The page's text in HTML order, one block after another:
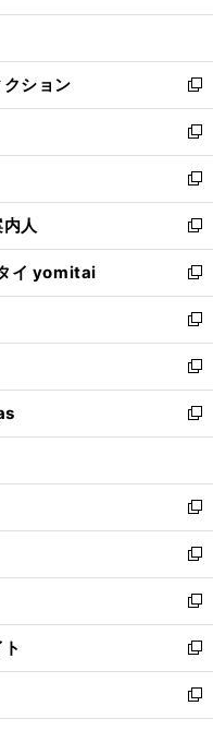
開
ウ
開
く
ン
ウ
で
開
く
ウ
ン
ド
ウ
で
開
く
し
ウ
ィ
ン
ド
ウ
で
開
く
ション
新
し
い
ウ
ィ
ン
ド
ウ
で
開
く
新
し
い
ウ
ィ
ン
ド
ウ
で
開
く
新
し
い
ウ
ィ
ン
ド
ウ
で
開
く
人
新
し
い
ウ
ィ
ン
ド
ウ
で
開
イ yomitai
新
し
い
ウ
ィ
ン
ド
ウ
開
く
新
し
い
ウ
ィ
ン
ウ
で
開
く
新
し
い
ウ
ン
ド
ウ
で
開
く
新
し
ウ
ィ
ン
ド
ウ
で
開
く
新
し
い
ウ
ィ
ン
ド
ウ
で
開
新
し
い
ウ
ィ
ン
ド
ウ
新
し
い
ウ
ィ
ン
新
し
い
ウ
新
し